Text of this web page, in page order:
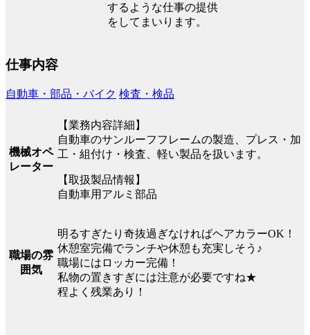
するような仕事の提供
をしてまいります。
仕事内容
自動車・部品・バイク 検査・検品
機械オペ
レーター
【業務内容詳細】
自動車のサンルーフフレームの製造、プレス・加
工・組付け・検査、軽い製品を扱います。
【取扱製品情報】
自動車用アルミ部品
職場の雰
囲気
明るすぎたり奇抜過ぎなければヘアカラーOK！
休憩室完備でランチや休憩も充実しそう♪
職場にはロッカー完備！
私物の置きすぎには注意が必要ですね★
程よく残業あり！